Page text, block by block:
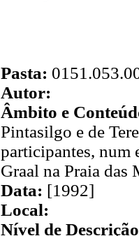
Pasta:
Autor:
Âmbito e
Pintasilgo e de
participantes, num
Graal na Praia das
Data: [1992]
Local:
Nível de